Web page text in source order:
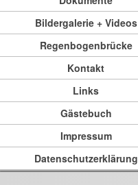
Bildergalerie + Videos
Regenbogenbrücke
Kontakt
Links
Gästebuch
Impressum
Datenschutzerklärung